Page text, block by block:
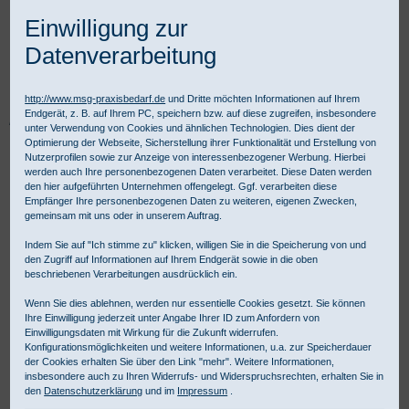
Praxisbedarf Shop Praxisausstattung Praxismobiliar
Bürostühle
Bürodrehstühle
Bürodrehstuhl Dante M
Einwilligung zur
Datenverarbeitung
http://www.msg-praxisbedarf.de und Dritte möchten Informationen auf Ihrem
Endgerät, z. B. auf Ihrem PC, speichern bzw. auf diese zugreifen, insbesondere
unter Verwendung von Cookies und ähnlichen Technologien. Dies dient der
Optimierung der Webseite, Sicherstellung ihrer Funktionalität und Erstellung von
Nutzerprofilen sowie zur Anzeige von interessenbezogener Werbung. Hierbei
werden auch Ihre personenbezogenen Daten verarbeitet. Diese Daten werden
den hier aufgeführten Unternehmen offengelegt. Ggf. verarbeiten diese
Empfänger Ihre personenbezogenen Daten zu weiteren, eigenen Zwecken,
gemeinsam mit uns oder in unserem Auftrag.
Indem Sie auf "Ich stimme zu" klicken, willigen Sie in die Speicherung von und
den Zugriff auf Informationen auf Ihrem Endgerät sowie in die oben
beschriebenen Verarbeitungen ausdrücklich ein.
Wenn Sie dies ablehnen, werden nur essentielle Cookies gesetzt. Sie können
Ihre Einwilligung jederzeit unter Angabe Ihrer ID zum Anfordern von
Einwilligungsdaten mit Wirkung für die Zukunft widerrufen.
Konfigurationsmöglichkeiten und weitere Informationen, u.a. zur Speicherdauer
der Cookies erhalten Sie über den Link "mehr". Weitere Informationen,
insbesondere auch zu Ihren Widerrufs- und Widerspruchsrechten, erhalten Sie in
den Datenschutzerklärung und im Impressum